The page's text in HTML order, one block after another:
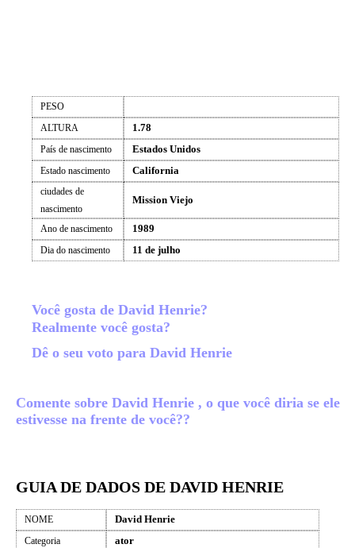
PESO
ALTURA
1.78
País de nascimento Estados Unidos
Estado nascimento California
ciudades de
nascimento
Mission Viejo
Ano de nascimento 1989
Dia do nascimento 11 de julho
Você gosta de David Henrie?
Realmente você gosta?
Dê o seu voto para David Henrie
Comente sobre David Henrie , o que você diria se ele
estivesse na frente de você??
GUIA DE DADOS DE DAVID HENRIE
NOME David Henrie
Categoria ator